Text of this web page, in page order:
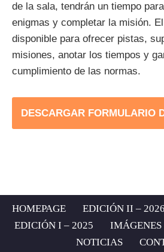
de la sala, tendrán un tiempo
enigmas y completar la misión.
disponible para ofrecer pistas,
misiones, anotar los tiempos y
cumplimiento de las normas.
DESCARGAR FORMULARIO
HOMEPAGE EDICIÓN II – 2026
EDICIÓN I – 2025
IMÁGENES
NOTICIAS